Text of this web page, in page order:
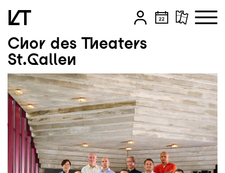
Zum Hauptinhalt springen
Zum Footer springen
Chor des Theaters
St.Gallen